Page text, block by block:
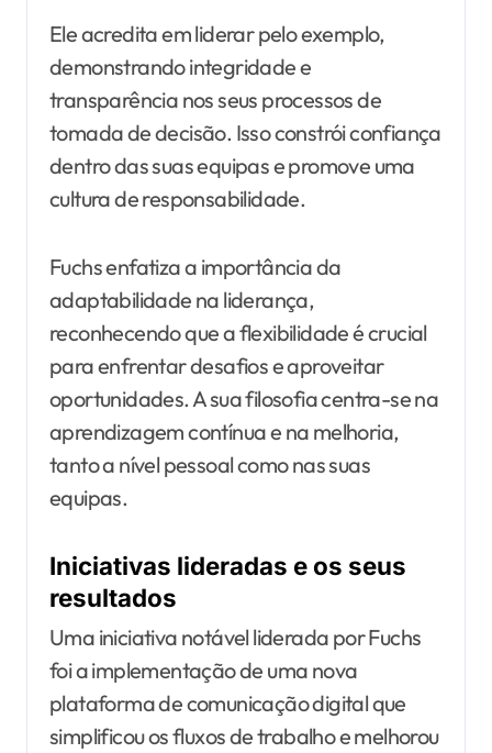
Ele acredita em liderar pelo exemplo,
demonstrando integridade e
transparência nos seus processos de
tomada de decisão. Isso constrói confiança
dentro das suas equipas e promove uma
cultura de responsabilidade.
Fuchs enfatiza a importância da
adaptabilidade na liderança,
reconhecendo que a flexibilidade é crucial
para enfrentar desafios e aproveitar
oportunidades. A sua filosofia centra-se na
aprendizagem contínua e na melhoria,
tanto a nível pessoal como nas suas
equipas.
Iniciativas lideradas e os seus
resultados
Uma iniciativa notável liderada por Fuchs
foi a implementação de uma nova
plataforma de comunicação digital que
simplificou os fluxos de trabalho e melhorou